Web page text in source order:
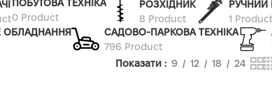
ПОБУТОВА ТЕХНІКА
0 Product
РОЗХІДНИК
8 Product
РУЧНИЙ
1 Product
ОБЛАДНАННЯ
САДОВО-ПАРКОВА ТЕХНІКА
796 Product
Показати 9 12 18 24